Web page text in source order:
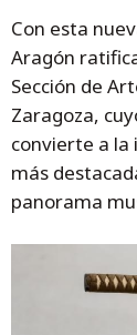
Con esta
Aragón
Sección de
Zaragoza,
convierte a la
más
panorama